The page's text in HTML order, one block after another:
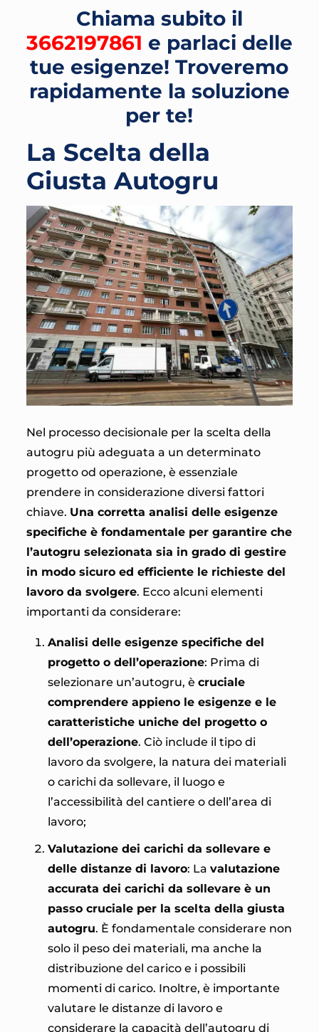
Chiama subito il
3662197861 e parlaci delle
tue esigenze! Troveremo
rapidamente la soluzione
per te!
La Scelta della
Giusta Autogru
Nel processo decisionale per la scelta della
autogru più adeguata a un determinato
progetto od operazione, è essenziale
prendere in considerazione diversi fattori
chiave. Una corretta analisi delle esigenze
specifiche è fondamentale per garantire che
l’autogru selezionata sia in grado di gestire
in modo sicuro ed efficiente le richieste del
lavoro da svolgere. Ecco alcuni elementi
importanti da considerare:
Analisi delle esigenze specifiche del
progetto o dell’operazione: Prima di
selezionare un’autogru, è cruciale
comprendere appieno le esigenze e le
caratteristiche uniche del progetto o
dell’operazione. Ciò include il tipo di
lavoro da svolgere, la natura dei materiali
o carichi da sollevare, il luogo e
l’accessibilità del cantiere o dell’area di
lavoro;
Valutazione dei carichi da sollevare e
delle distanze di lavoro: La valutazione
accurata dei carichi da sollevare è un
passo cruciale per la scelta della giusta
autogru. È fondamentale considerare non
solo il peso dei materiali, ma anche la
distribuzione del carico e i possibili
momenti di carico. Inoltre, è importante
valutare le distanze di lavoro e
considerare la capacità dell’autogru di